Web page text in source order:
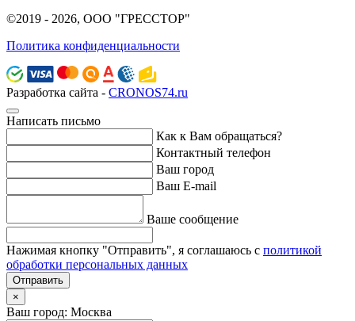
©2019 - 2026, ООО "ГРЕССТОР"
Политика конфиденциальности
Разработка сайта - CRONOS74.ru
Написать письмо
Как к Вам обращаться?
Контактный телефон
Ваш город
Ваш E-mail
Ваше сообщение
Нажимая кнопку "Отправить", я соглашаюсь с политикой
обработки персональных данных
Отправить
×
Ваш город: Москва